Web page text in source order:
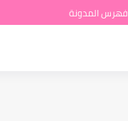
فهرس المدونة